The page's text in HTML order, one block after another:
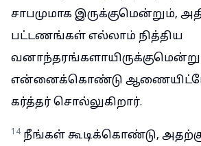
சாபமுமாக இருக்குமென்றும்,
பட்டணங்கள் எல்லாம் நித்திய
என்னைக்கொண்டு
கர்த்தர் சொல்லுகிறார்.
14 நீங்கள் கூடிக்கொண்டு,